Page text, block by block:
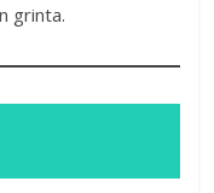
grinta.